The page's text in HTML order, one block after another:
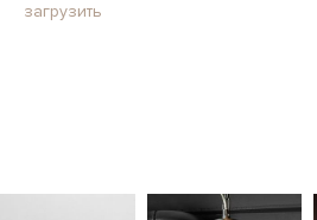
загрузить